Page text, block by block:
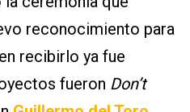
reconocimiento para
recibirlo ya fue
fueron Don’t